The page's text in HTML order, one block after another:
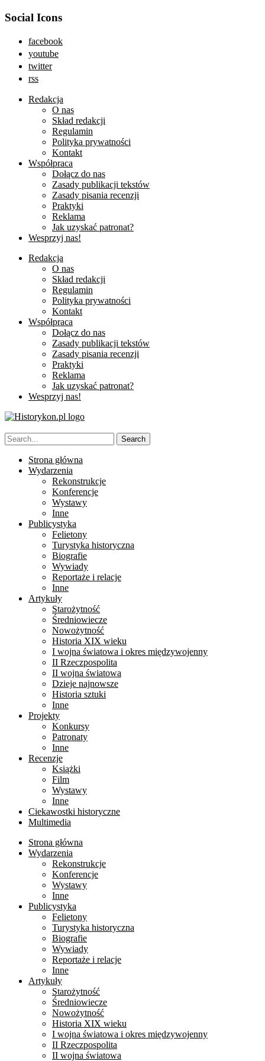
Social Icons
facebook
youtube
twitter
rss
Redakcja
O nas
Skład redakcji
Regulamin
Polityka prywatności
Kontakt
Współpraca
Dołącz do nas
Zasady publikacji tekstów
Zasady pisania recenzji
Praktyki
Reklama
Jak uzyskać patronat?
Wesprzyj nas!
Redakcja
O nas
Skład redakcji
Regulamin
Polityka prywatności
Kontakt
Współpraca
Dołącz do nas
Zasady publikacji tekstów
Zasady pisania recenzji
Praktyki
Reklama
Jak uzyskać patronat?
Wesprzyj nas!
Strona główna
Wydarzenia
Rekonstrukcje
Konferencje
Wystawy
Inne
Publicystyka
Felietony
Turystyka historyczna
Biografie
Wywiady
Reportaże i relacje
Inne
Artykuły
Starożytność
Średniowiecze
Nowożytność
Historia XIX wieku
I wojna światowa i okres międzywojenny
II Rzeczpospolita
II wojna światowa
Dzieje najnowsze
Historia sztuki
Inne
Projekty
Konkursy
Patronaty
Inne
Recenzje
Książki
Film
Wystawy
Inne
Ciekawostki historyczne
Multimedia
Strona główna
Wydarzenia
Rekonstrukcje
Konferencje
Wystawy
Inne
Publicystyka
Felietony
Turystyka historyczna
Biografie
Wywiady
Reportaże i relacje
Inne
Artykuły
Starożytność
Średniowiecze
Nowożytność
Historia XIX wieku
I wojna światowa i okres międzywojenny
II Rzeczpospolita
II wojna światowa